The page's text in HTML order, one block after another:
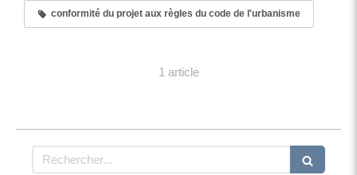
conformité du projet aux règles du code de l'urbanisme
1 article
Rechercher